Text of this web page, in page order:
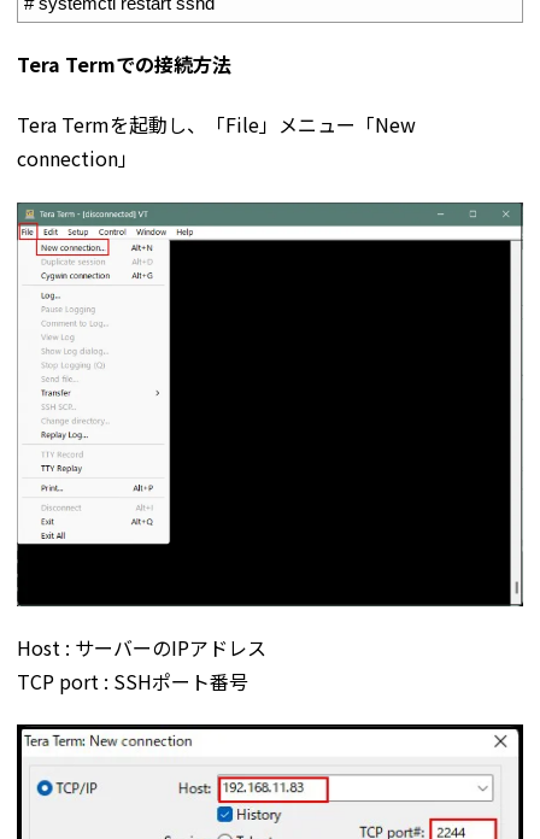
Tera Termでの接続方法
Tera Termを起動し、「File」メニュー「New
connection」
Host : サーバーのIPアドレス
TCP port : SSHポート番号